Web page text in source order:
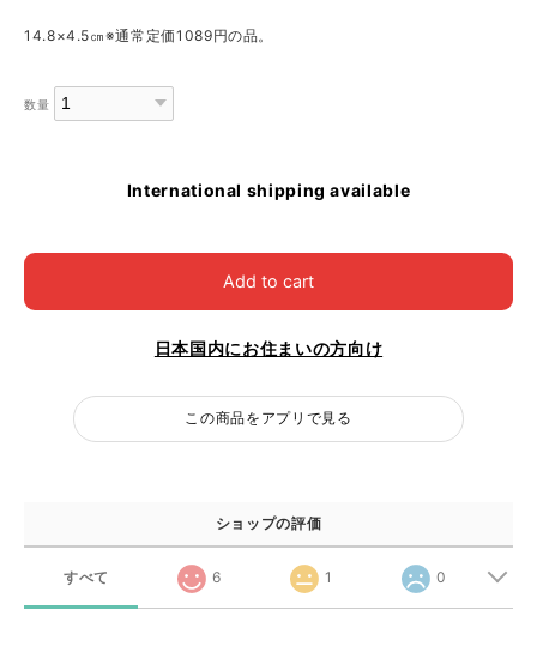
14.8×4.5㎝※通常定価1089円の品。
数量
International shipping available
Add to cart
日本国内にお住まいの方向け
この商品をアプリで見る
ショップの評価
すべて 6 1 0